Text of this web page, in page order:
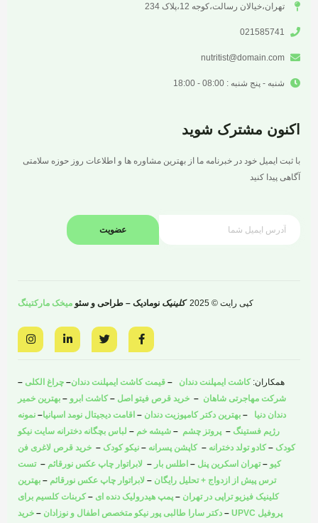
تهران،خیالان رسالت،کوجه 12،پلاک 234
021585741
nutritist@domain.com
شنبه - پنج شنبه : 08:00 - 18:00
اکنون مشترک شوید
با ثبت ایمیل خود در خبرنامه ما از بهترین مشاوره ها و اطلاعات روز حوزه سلامتی
آگاهی پیدا کنید
عضویت
کپی رایت © 2025 کلینیک نومادیک – طراحی و سئو میخک مارکتینگ
F
a
c
o
o
k
-
w
i
e
r
L
i
n
d
-
n
I
n
s
g
r
a
m
همکاران: کاشت ایمپلنت دندان – قیمت کاشت ایمپلنت دندان– چراغ الکلی –
شرکت مهاجرتی شاهان – خرید قرص فیتو اصل –کاشت ابرو – بهترین خمیر
دندان دنیا – بهترین دکتر کامپوزیت دندان – اقامت دیجیتال نومد اسپانیا– نمونه
رژیم فستینگ – پروتز چشم – شیشه خم – لباس بچگانه دخترانه سایت نیکو
کودک –کادو تولد دخترانه –کاپشن پسرانه – نیکو کودک – خرید قرص لاغری فن
کیو –تهران اسکرین پنل – اطلس بار – لابراتوار چاپ عکس نورقائم –تست
ترس پیش از ازدواج + تحلیل رایگان – لابراتوار چاپ عکس نورقائم – بهترین
کلینیک فیزیو تراپی در تهران – پمپ هیدرولیک دنده ای –کربنات کلسیم برای
پروفیل UPVC
– دکتر سارا طالبی پور نیکو متخصص اطفال و نوزادان – خرید